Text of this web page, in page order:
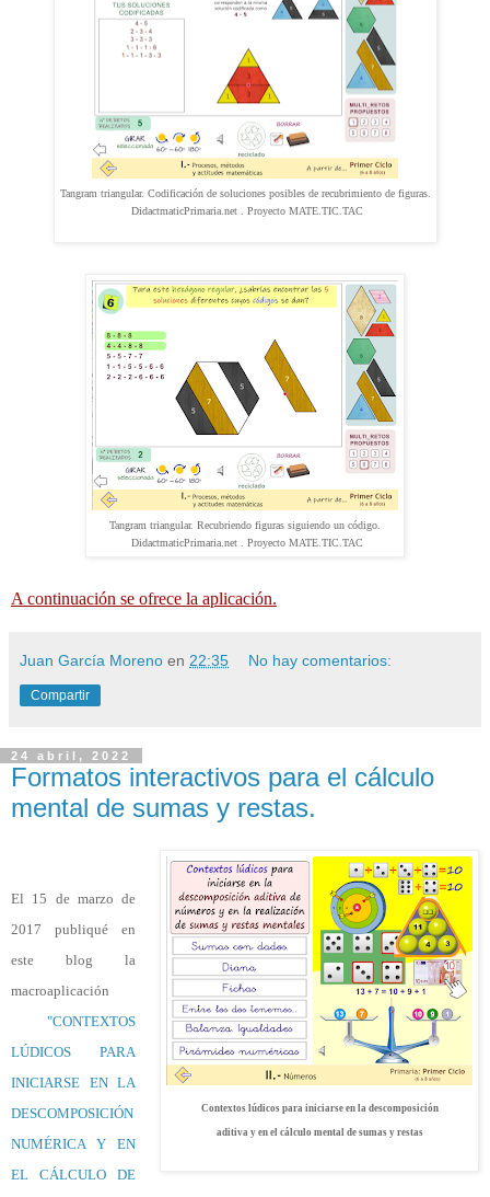
Tangram triangular. Codificación de soluciones posibles de recubrimiento de figuras.
DidactmaticPrimaria.net . Proyecto MATE.TIC.TAC
Tangram triangular. Recubriendo figuras siguiendo un código.
DidactmaticPrimaria.net . Proyecto MATE.TIC.TAC
A continuación se ofrece la aplicación.
Juan García Moreno en 22:35 No hay comentarios:
Compartir
24 abril, 2022
Formatos interactivos para el cálculo
mental de sumas y restas.
Contextos lúdicos para iniciarse en la descomposición
aditiva y en el cálculo mental de sumas y restas
El 15 de marzo de
2017 publiqué en
este blog la
macroaplicación
"CONTEXTOS
LÚDICOS PARA
INICIARSE EN LA
DESCOMPOSICIÓN
NUMÉRICA Y EN
EL CÁLCULO DE